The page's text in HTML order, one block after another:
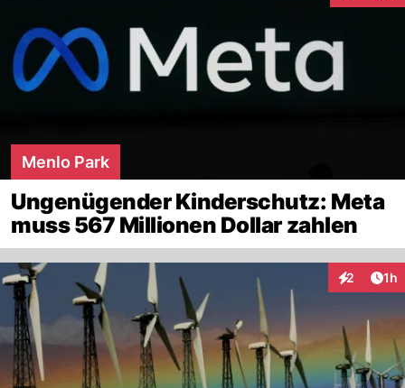
Menlo Park
Ungenügender Kinderschutz: Meta
muss 567 Millionen Dollar zahlen
2 1h